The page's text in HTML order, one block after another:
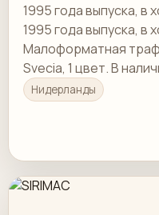
1995 года выпуска,
1995 года выпуска,
Малоформатная
Svecia, 1 цвет. В
трафаретной печати
включая…
Нидерланды